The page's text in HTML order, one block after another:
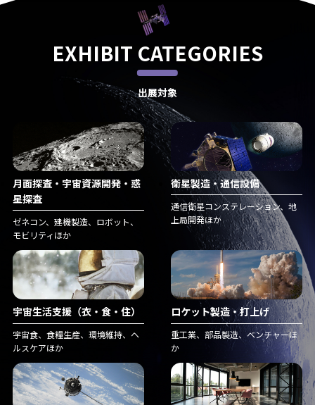
EXHIBIT CATEGORIES
出展対象
月面探査・宇宙資源開発・惑
星探査
ゼネコン、建機製造、ロボット、
モビリティほか
衛星製造・通信設備
通信衛星コンステレーション、地
上局開発ほか
宇宙生活支援（衣・食・住）
宇宙食、食糧生産、環境維持、ヘ
ルスケアほか
ロケット製造・打上げ
重工業、部品製造、ベンチャーほ
か